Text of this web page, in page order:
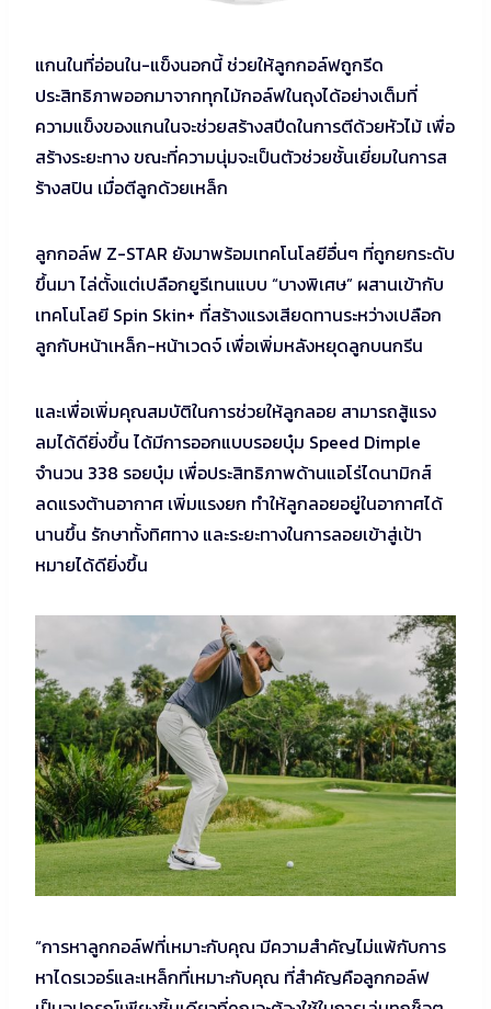
แกนในที่อ่อนใน-แข็งนอกนี้ ช่วยให้ลูกกอล์ฟถูกรีด
ประสิทธิภาพออกมาจากทุกไม้กอล์ฟในถุงได้อย่างเต็มที่
ความแข็งของแกนในจะช่วยสร้างสปีดในการตีด้วยหัวไม้ เพื่อ
สร้างระยะทาง ขณะที่ความนุ่มจะเป็นตัวช่วยชั้นเยี่ยมในการส
ร้างสปิน เมื่อตีลูกด้วยเหล็ก
ลูกกอล์ฟ Z-STAR ยังมาพร้อมเทคโนโลยีอื่นๆ ที่ถูกยกระดับ
ขึ้นมา ไล่ตั้งแต่เปลือกยูรีเทนแบบ “บางพิเศษ” ผสานเข้ากับ
เทคโนโลยี Spin Skin+ ที่สร้างแรงเสียดทานระหว่างเปลือก
ลูกกับหน้าเหล็ก-หน้าเวดจ์ เพื่อเพิ่มหลังหยุดลูกบนกรีน
และเพื่อเพิ่มคุณสมบัติในการช่วยให้ลูกลอย สามารถสู้แรง
ลมได้ดียิ่งขึ้น ได้มีการออกแบบรอยบุ๋ม Speed Dimple
จำนวน 338 รอยบุ๋ม เพื่อประสิทธิภาพด้านแอโร่ไดนามิกส์
ลดแรงต้านอากาศ เพิ่มแรงยก ทำให้ลูกลอยอยู่ในอากาศได้
นานขึ้น รักษาทั้งทิศทาง และระยะทางในการลอยเข้าสู่เป้า
หมายได้ดียิ่งขึ้น
“การหาลูกกอล์ฟที่เหมาะกับคุณ มีความสำคัญไม่แพ้กับการ
หาไดรเวอร์และเหล็กที่เหมาะกับคุณ ที่สำคัญคือลูกกอล์ฟ